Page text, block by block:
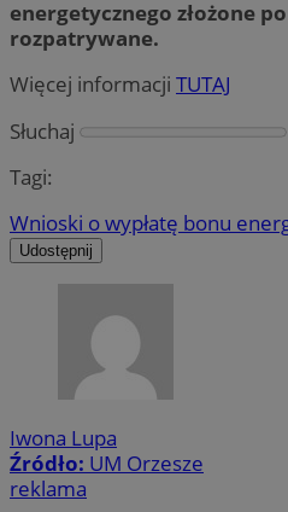
energetycznego złożone
rozpatrywane.
Więcej informacji TUTAJ
Słuchaj
Tagi:
Wnioski o wypłatę bonu
Udostępnij
Iwona Lupa
Źródło: UM Orzesze
reklama